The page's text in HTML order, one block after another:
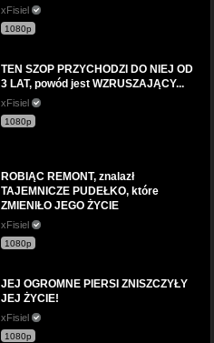
xFisiel
1080p
TEN SZOP PRZYCHODZI DO NIEJ OD
3 LAT, powód jest WZRUSZAJĄCY...
xFisiel
1080p
ROBIĄC REMONT, znalazł
TAJEMNICZE PUDEŁKO, które
ZMIENIŁO JEGO ŻYCIE
xFisiel
1080p
JEJ OGROMNE PIERSI ZNISZCZYŁY
JEJ ŻYCIE!
xFisiel
1080p